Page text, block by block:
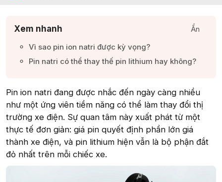
Xem nhanh
Ẩn
Vì sao pin ion natri được kỳ vọng?​
Pin natri có thể thay thế pin lithium hay không?​
Pin ion natri đang được nhắc đến ngày càng nhiều
như một ứng viên tiềm năng có thể làm thay đổi thị
trường xe điện. Sự quan tâm này xuất phát từ một
thực tế đơn giản: giá pin quyết định phần lớn giá
thành xe điện, và pin lithium hiện vẫn là bộ phận đắt
đỏ nhất trên mỗi chiếc xe.